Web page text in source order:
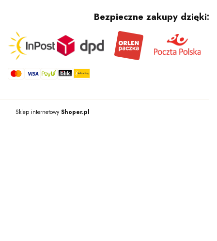
Bezpieczne zakupy dzięki:
Sklep internetowyShoper.pl